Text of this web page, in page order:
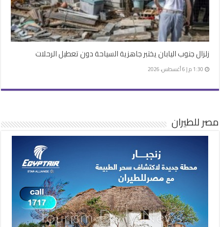
زلزال جنوب اليابان يختبر جاهزية السياحة دون تعطيل الرحلات
1:30 م | 6 أغسطس، 2026
مصر للطيران